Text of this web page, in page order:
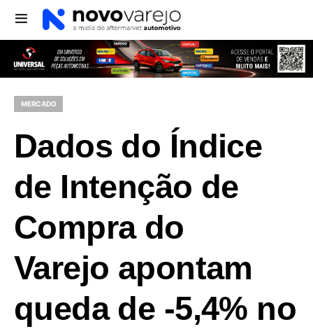
MERCADO
Dados do Índice
de Intenção de
Compra do
Varejo apontam
queda de -5,4% no